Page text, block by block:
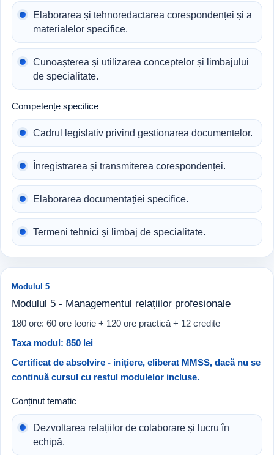
Elaborarea și tehnoredactarea corespondenței și a
materialelor specifice.
Cunoașterea și utilizarea conceptelor și limbajului
de specialitate.
Competențe specifice
Cadrul legislativ privind gestionarea documentelor.
Înregistrarea și transmiterea corespondenței.
Elaborarea documentației specifice.
Termeni tehnici și limbaj de specialitate.
Modulul 5
Modulul 5 - Managementul relațiilor profesionale
180 ore: 60 ore teorie + 120 ore practică + 12 credite
Taxa modul: 850 lei
Certificat de absolvire - inițiere, eliberat MMSS, dacă nu se
continuă cursul cu restul modulelor incluse.
Conținut tematic
Dezvoltarea relațiilor de colaborare și lucru în
echipă.